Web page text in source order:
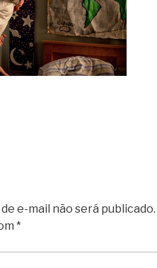
e-mail não será publicado.
*